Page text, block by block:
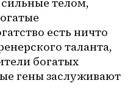
есть ничто
таланта,
богатых
гены заслуживают